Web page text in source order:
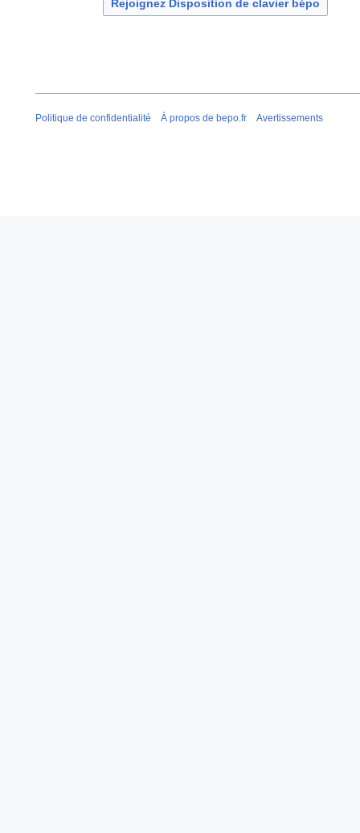
Rejoignez Disposition de clavier bépo
Politique de confidentialité À propos de bepo.fr Avertissements